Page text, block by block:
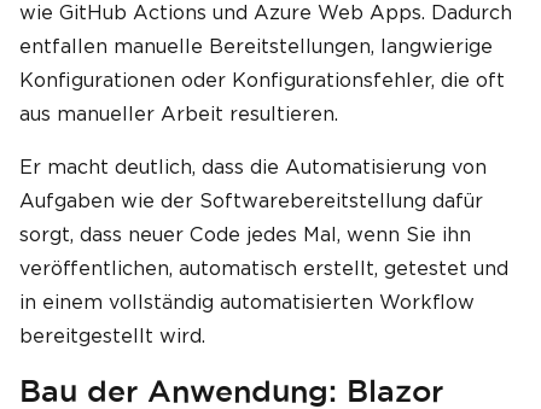
wie GitHub Actions und Azure Web Apps. Dadurch
entfallen manuelle Bereitstellungen, langwierige
Konfigurationen oder Konfigurationsfehler, die oft
aus manueller Arbeit resultieren.
Er macht deutlich, dass die Automatisierung von
Aufgaben wie der Softwarebereitstellung dafür
sorgt, dass neuer Code jedes Mal, wenn Sie ihn
veröffentlichen, automatisch erstellt, getestet und
in einem vollständig automatisierten Workflow
bereitgestellt wird.
Bau der Anwendung: Blazor